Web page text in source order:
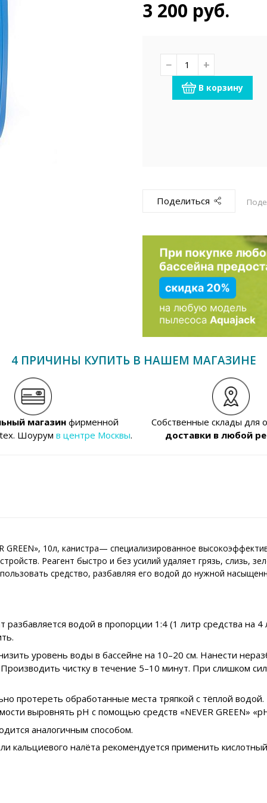
3 200 руб.
− +
В корзину
Поделиться
4 ПРИЧИНЫ КУПИТЬ В НАШЕМ МАГАЗИНЕ
магазинфирменной
Шоурумв центре Москвы.
Собственные склады для
доставки в любой
10л, канистра— специализированное
Реагент быстро и без усилий удаляет грязь, слизь,
средство, разбавляя его водой до нужной
разбавляется водой в пропорции 1:4 (1 литр средства на
уровень воды в бассейне на 10–20 см. Нанести
чистку в течение 5–10 минут. При слишком
протереть обработанные места тряпкой с тёплой
выровнять pH с помощью средств «NEVER GREEN»
аналогичным способом.
кальциевого налёта рекомендуется применить